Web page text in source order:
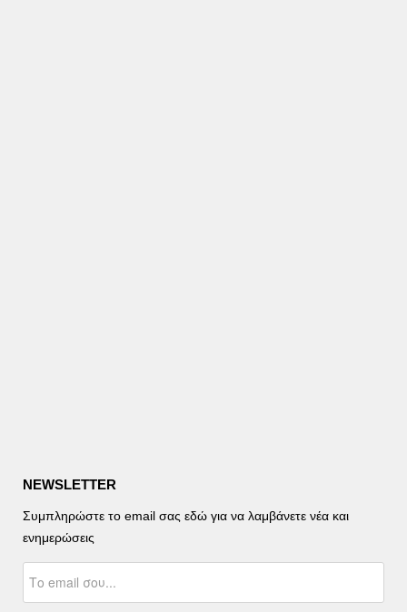
NEWSLETTER
Συμπληρώστε το email σας εδώ για να λαμβάνετε νέα και
ενημερώσεις